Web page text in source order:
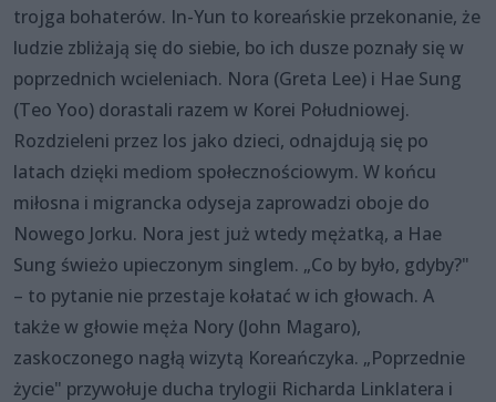
trojga bohaterów. In-Yun to koreańskie przekonanie, że
ludzie zbliżają się do siebie, bo ich dusze poznały się w
poprzednich wcieleniach. Nora (Greta Lee) i Hae Sung
(Teo Yoo) dorastali razem w Korei Południowej.
Rozdzieleni przez los jako dzieci, odnajdują się po
latach dzięki mediom społecznościowym. W końcu
miłosna i migrancka odyseja zaprowadzi oboje do
Nowego Jorku. Nora jest już wtedy mężatką, a Hae
Sung świeżo upieczonym singlem. „Co by było, gdyby?"
– to pytanie nie przestaje kołatać w ich głowach. A
także w głowie męża Nory (John Magaro),
zaskoczonego nagłą wizytą Koreańczyka. „Poprzednie
życie" przywołuje ducha trylogii Richarda Linklatera i